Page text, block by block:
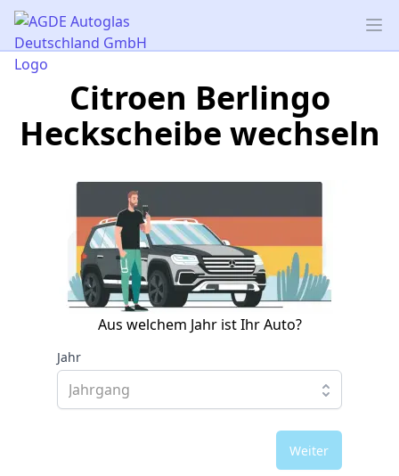
AGDE Autoglas Deutschland GmbH
Citroen Berlingo
Heckscheibe wechseln
Aus welchem Jahr ist Ihr Auto?
Jahr
Weiter